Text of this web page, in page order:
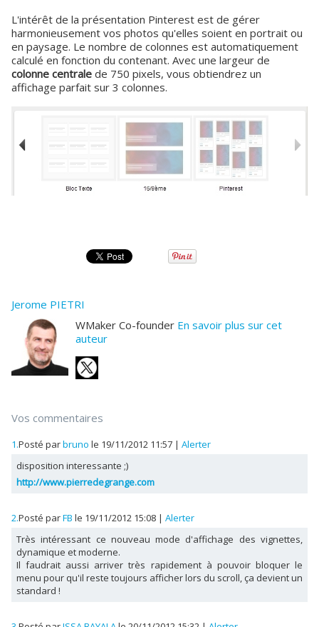
L'intérêt de la présentation Pinterest est de gérer
harmonieusement vos photos qu'elles soient en portrait ou
en paysage. Le nombre de colonnes est automatiquement
calculé en fonction du contenant. Avec une largeur de
colonne centrale de 750 pixels, vous obtiendrez un
affichage parfait sur 3 colonnes.
Jerome PIETRI
WMaker Co-founder En savoir plus sur cet
auteur
Vos commentaires
1.Posté parbruno le 19/11/2012 11:57 | Alerter
disposition interessante ;)
http://www.pierredegrange.com
2.Posté parFB le 19/11/2012 15:08 | Alerter
Très intéressant ce nouveau mode d'affichage des vignettes,
dynamique et moderne.
Il faudrait aussi arriver très rapidement à pouvoir bloquer le
menu pour qu'il reste toujours afficher lors du scroll, ça devient un
standard !